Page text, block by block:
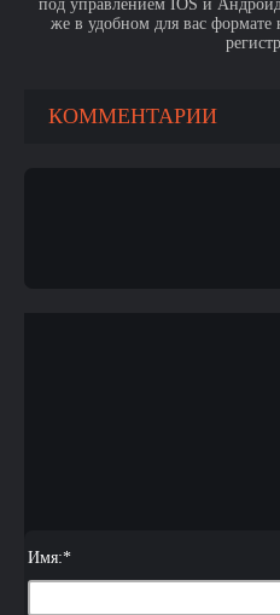
под управлением IOS и
же в удобном для вас формате
КОММЕНТАРИИ
Имя:*